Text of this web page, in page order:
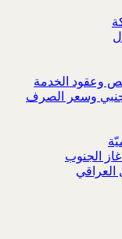
وعقود الخدمة
وسعر الصرف
الجنوب
العراقي